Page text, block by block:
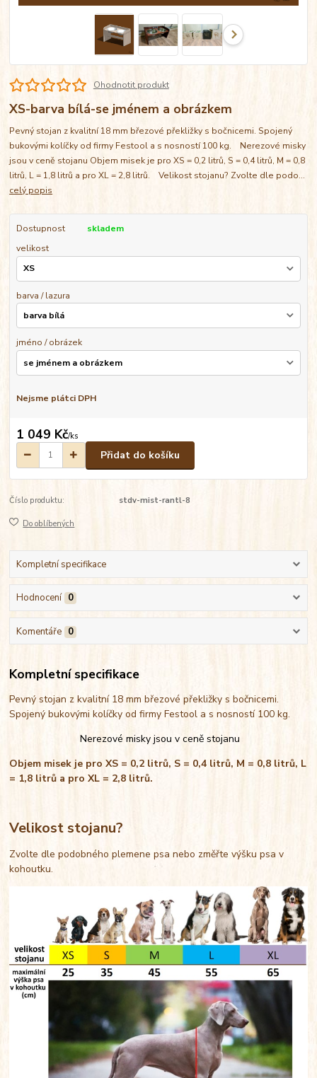
Ohodnotit produkt
XS-barva bílá-se jménem a obrázkem
Pevný stojan z kvalitní 18 mm březové překližky s bočnicemi. Spojený
bukovými kolíčky od firmy Festool a s nosností 100 kg. Nerezové misky
jsou v ceně stojanu Objem misek je pro XS = 0,2 litrů, S = 0,4 litrů, M = 0,8
litrů, L = 1,8 litrů a pro XL = 2,8 litrů. Velikost stojanu? Zvolte dle podo...
celý popis
Dostupnost
skladem
velikost
barva / lazura
jméno / obrázek
Nejsme plátci DPH
1 049 Kč/ks
Přidat do košíku
Číslo produktu: stdv-mist-rantl-8
Do oblíbených
Kompletní specifikace
Hodnocení 0
Komentáře 0
Kompletní specifikace
Pevný stojan z kvalitní 18 mm březové překližky s bočnicemi.
Spojený bukovými kolíčky od firmy Festool a s nosností 100 kg.
Nerezové misky jsou v ceně stojanu
Objem misek je pro XS = 0,2 litrů, S = 0,4 litrů, M = 0,8 litrů, L
= 1,8 litrů a pro XL = 2,8 litrů.
Velikost stojanu?
Zvolte dle podobného plemene psa nebo změřte výšku psa v
kohoutku.